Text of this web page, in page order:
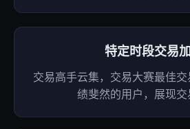
特定时段交易
交易高手云集，交易大赛最佳
绩斐然的用户，展现交